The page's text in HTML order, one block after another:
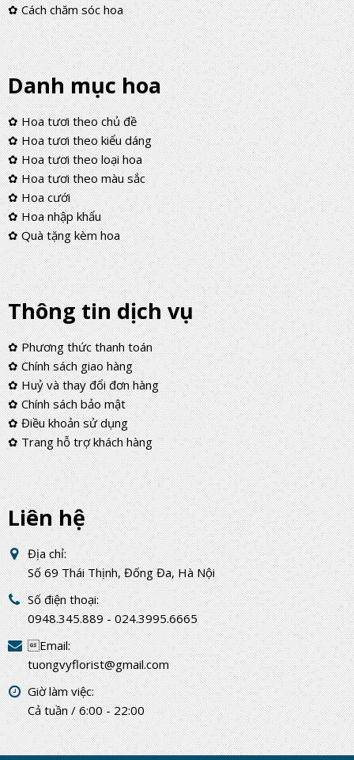
✿ Cách chăm sóc hoa
Danh mục hoa
✿ Hoa tươi theo chủ đề
✿ Hoa tươi theo kiểu dáng
✿ Hoa tươi theo loại hoa
✿ Hoa tươi theo màu sắc
✿ Hoa cưới
✿ Hoa nhập khẩu
✿ Quà tặng kèm hoa
Thông tin dịch vụ
✿ Phương thức thanh toán
✿ Chính sách giao hàng
✿ Huỷ và thay đổi đơn hàng
✿ Chính sách bảo mật
✿ Điều khoản sử dụng
✿ Trang hỗ trợ khách hàng
Liên hệ
Địa chỉ:
Số 69 Thái Thịnh, Đống Đa, Hà Nội
Số điện thoại:
0948.345.889 - 024.3995.6665
Email:
tuongvyflorist@gmail.com
Giờ làm việc:
Cả tuần / 6:00 - 22:00